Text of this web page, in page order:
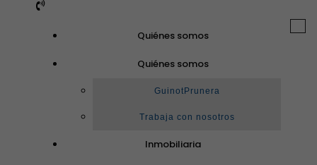
Quiénes somos
Quiénes somos
GuinotPrunera
Trabaja con nosotros
Inmobiliaria